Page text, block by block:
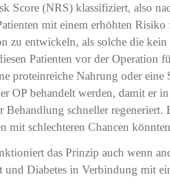
Score (NRS) klassifiziert, also
mit einem erhöhten
zu entwickeln, als solche die
Patienten vor der Operation
proteinreiche Nahrung oder
OP behandelt werden, damit er
Behandlung schneller
mit schlechteren Chancen
das Prinzip auch wenn
und Diabetes in Verbindung mit